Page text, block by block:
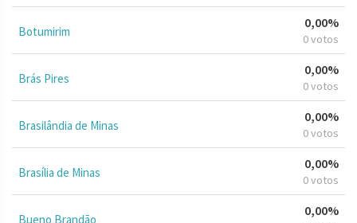
Botumirim
0,00%
0 votos
Brás Pires
0,00%
0 votos
Brasilândia de Minas
0,00%
0 votos
Brasília de Minas
0,00%
0 votos
Bueno Brandão
0,00%